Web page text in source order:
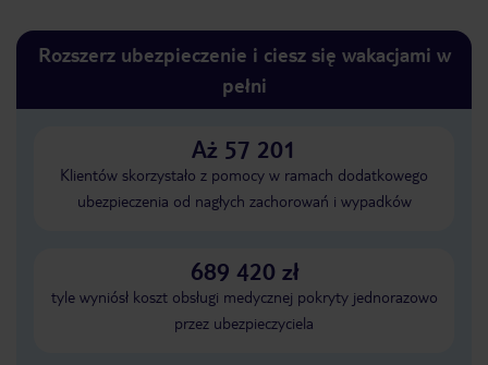
Rozszerz ubezpieczenie i ciesz się wakacjami w
pełni
Aż 57 201
Klientów skorzystało z pomocy w ramach dodatkowego
ubezpieczenia od nagłych zachorowań i wypadków
689 420 zł
tyle wyniósł koszt obsługi medycznej pokryty jednorazowo
przez ubezpieczyciela